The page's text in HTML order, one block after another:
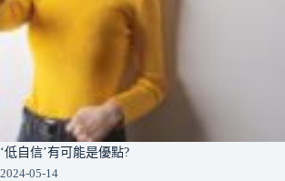
‘低自信’有可能是優點?
2024-05-14